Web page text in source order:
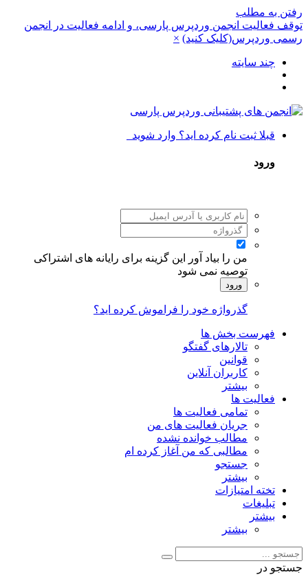
رفتن به مطلب
توقف فعالیت انجمن وردپرس پارسی، و ادامه فعالیت در انجمن
رسمی وردپرس(کلیک کنید) ×
چند سایته
قبلا ثبت نام کرده اید؟ وارد شوید
ورود
من را بیاد آور
این گزینه برای رایانه های اشتراکی
توصیه نمی شود
ورود
گذرواژه خود را فراموش کرده اید؟
فهرست بخش ها
تالارهای گفتگو
قوانین
کاربران آنلاین
بیشتر
فعالیت ها
تمامی فعالیت ها
جریان فعالیت های من
مطالب خوانده نشده
مطالبی که من آغاز کرده ام
جستجو
بیشتر
تخته امتیازات
تبلیغات
بیشتر
بیشتر
جستجو در